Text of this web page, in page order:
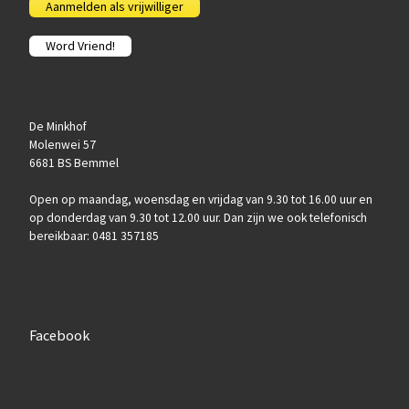
Aanmelden als vrijwilliger
Word Vriend!
De Minkhof
Molenwei 57
6681 BS Bemmel
Open op maandag, woensdag en vrijdag van 9.30 tot 16.00 uur en
op donderdag van 9.30 tot 12.00 uur. Dan zijn we ook telefonisch
bereikbaar: 0481 357185
Facebook